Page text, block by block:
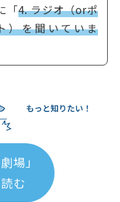
「4. ラジオ（orポ
）を聞いていま
場」
む